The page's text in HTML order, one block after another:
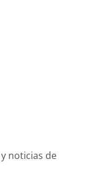
noticias de